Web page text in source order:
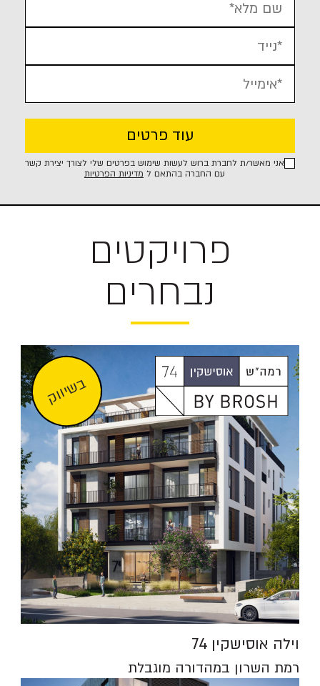
שם מלא*
נייד*
אימייל*
אני מאשר/ת לחברת ברוש לעשות שימוש בפרטים שלי לצורך יצירת קשר
עם החברה בהתאם ל מדיניות הפרטיות
פרויקטים
נבחרים
בשיווק
וילה אוסישקין 74
רמת השרון במהדורה מוגבלת